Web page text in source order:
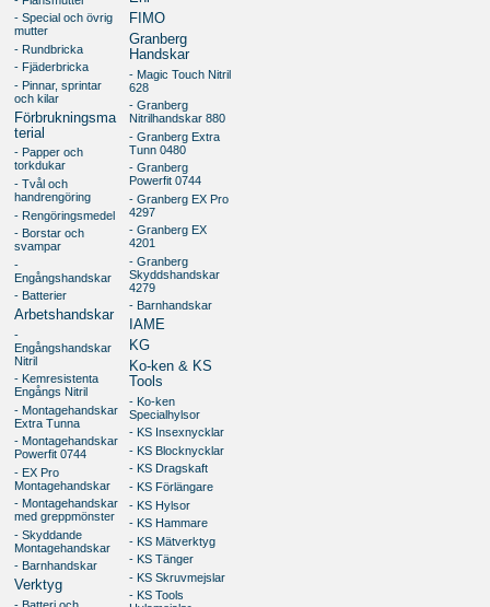
- Special och övrig
mutter
- Rundbricka
- Fjäderbricka
- Pinnar, sprintar
och kilar
Förbrukningsma
terial
- Papper och
torkdukar
- Tvål och
handrengöring
- Rengöringsmedel
- Borstar och
svampar
-
Engångshandskar
- Batterier
Arbetshandskar
-
Engångshandskar
Nitril
- Kemresistenta
Engångs Nitril
- Montagehandskar
Extra Tunna
- Montagehandskar
Powerfit 0744
- EX Pro
Montagehandskar
- Montagehandskar
med greppmönster
- Skyddande
Montagehandskar
- Barnhandskar
Verktyg
FIMO
Granberg
Handskar
- Magic Touch Nitril
628
- Granberg
Nitrilhandskar 880
- Granberg Extra
Tunn 0480
- Granberg
Powerfit 0744
- Granberg EX Pro
4297
- Granberg EX
4201
- Granberg
Skyddshandskar
4279
- Barnhandskar
IAME
KG
Ko-ken & KS
Tools
- Ko-ken
Specialhylsor
- KS Insexnycklar
- KS Blocknycklar
- KS Dragskaft
- KS Förlängare
- KS Hylsor
- KS Hammare
- KS Mätverktyg
- KS Tänger
- KS Skruvmejslar
- KS Tools